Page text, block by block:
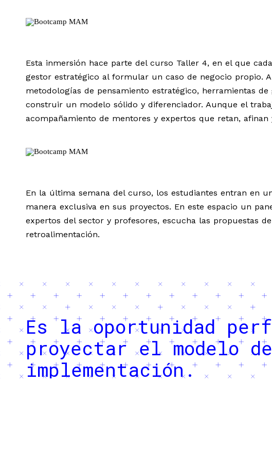
Esta inmersión hace parte del curso Taller 4, en el que
gestor estratégico al formular un caso de negocio propio.
metodologías de pensamiento estratégico, herramientas
construir un modelo sólido y diferenciador. Aunque el
acompañamiento de mentores y expertos que retan, afinan
En la última semana del curso, los estudiantes entran en
manera exclusiva en sus proyectos. En este espacio un
expertos del sector y profesores, escucha las propuestas
retroalimentación.
Es la oportunidad
proyectar el modelo
implementación.